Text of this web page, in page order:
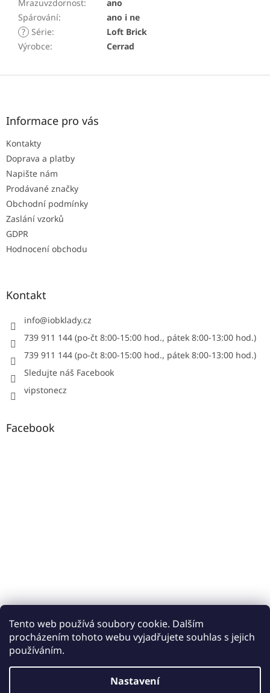
Tento web používá soubory cookie. Dalším
procházením tohoto webu vyjadřujete souhlas s jejich
používáním.
Nastavení
Mrazuvzdornost:
ano
Spárování:
ano i ne
? Série:
Loft Brick
Výrobce: Cerrad
Z
Informace pro vás
Kontakty
Doprava a platby
Napište nám
Prodávané značky
Obchodní podmínky
Zaslání vzorků
GDPR
Hodnocení obchodu
Kontakt
info@iobklady.cz
739 911 144 (po-čt 8:00-15:00 hod., pátek 8:00-13:00 hod.)
739 911 144 (po-čt 8:00-15:00 hod., pátek 8:00-13:00 hod.)
Sledujte náš Facebook
vipstonecz
Facebook